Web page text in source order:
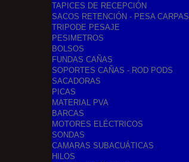
TAPICES DE RECEPCIÓN
SACOS RETENCIÓN - PESA CARPAS
TRIPODE PESAJE
PESIMETROS
BOLSOS
FUNDAS CAÑAS
SOPORTES CAÑAS - ROD PODS
SACADORAS
PICAS
MATERIAL PVA
BARCAS
MOTORES ELÉCTRICOS
SONDAS
CAMARAS SUBACUÁTICAS
HILOS